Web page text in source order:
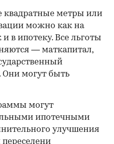
квадратные метры или
можно как на
в ипотеку. Все льготы
— маткапитал,
могут быть
могут
ипотечными
улучшения